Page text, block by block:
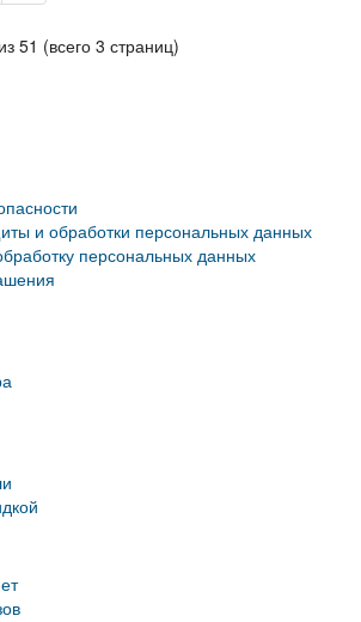
51 (всего 3 страниц)
и обработки персональных данных
персональных данных